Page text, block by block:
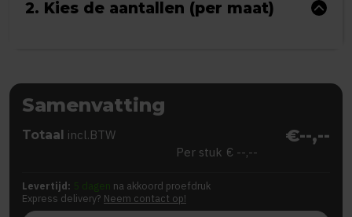
2. Kies de aantallen (per maat)
Samenvatting
Totaal incl.BTW €--,--
Per stuk € --,--
Levertijd: 5 dagen na akkoord proefdruk
Express delivery? Neem contact op!